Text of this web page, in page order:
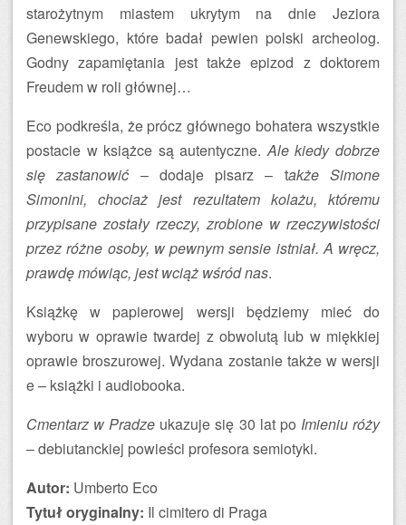
starożytnym miastem ukrytym na dnie Jeziora
Genewskiego, które badał pewien polski archeolog.
Godny zapamiętania jest także epizod z doktorem
Freudem w roli głównej…
Eco podkreśla, że prócz głównego bohatera wszystkie
postacie w książce są autentyczne. Ale kiedy dobrze
się zastanowić – dodaje pisarz – także Simone
Simonini, chociaż jest rezultatem kolażu, któremu
przypisane zostały rzeczy, zrobione w rzeczywistości
przez różne osoby, w pewnym sensie istniał. A wręcz,
prawdę mówiąc, jest wciąż wśród nas.
Książkę w papierowej wersji będziemy mieć do
wyboru w oprawie twardej z obwolutą lub w miękkiej
oprawie broszurowej. Wydana zostanie także w wersji
e – książki i audiobooka.
Cmentarz w Pradze ukazuje się 30 lat po Imieniu róży
– debiutanckiej powieści profesora semiotyki.
Autor: Umberto Eco
Tytuł oryginalny: Il cimitero di Praga